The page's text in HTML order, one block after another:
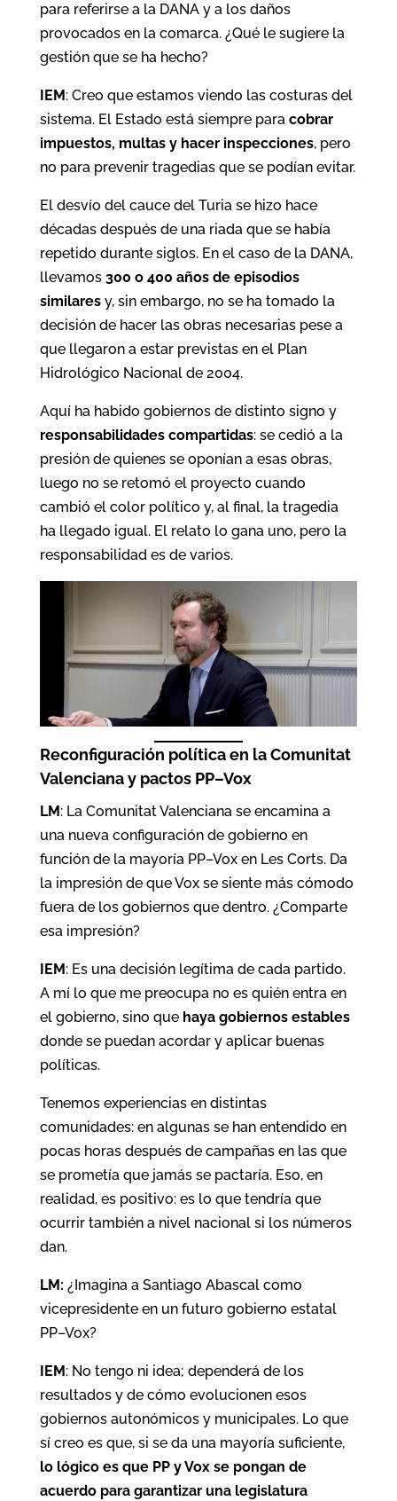
para referirse a la DANA y a los daños
provocados en la comarca. ¿Qué le sugiere la
gestión que se ha hecho?
IEM: Creo que estamos viendo las costuras del
sistema. El Estado está siempre para cobrar
impuestos, multas y hacer inspecciones, pero
no para prevenir tragedias que se podían evitar.
El desvío del cauce del Turia se hizo hace
décadas después de una riada que se había
repetido durante siglos. En el caso de la DANA,
llevamos 300 o 400 años de episodios
similaresy, sin embargo, no se ha tomado la
decisión de hacer las obras necesarias pese a
que llegaron a estar previstas en el Plan
Hidrológico Nacional de 2004.
Aquí ha habido gobiernos de distinto signo y
responsabilidades compartidas: se cedió a la
presión de quienes se oponían a esas obras,
luego no se retomó el proyecto cuando
cambió el color político y, al final, la tragedia
ha llegado igual. El relato lo gana uno, pero la
responsabilidad es de varios.
Reconfiguración política en la Comunitat
Valenciana y pactos PP–Vox
LM: La Comunitat Valenciana se encamina a
una nueva configuración de gobierno en
función de la mayoría PP–Vox en Les Corts. Da
la impresión de que Vox se siente más cómodo
fuera de los gobiernos que dentro. ¿Comparte
esa impresión?
IEM: Es una decisión legítima de cada partido.
A mí lo que me preocupa no es quién entra en
el gobierno, sino que haya gobiernos estables
donde se puedan acordar y aplicar buenas
políticas.
Tenemos experiencias en distintas
comunidades: en algunas se han entendido en
pocas horas después de campañas en las que
se prometía que jamás se pactaría. Eso, en
realidad, es positivo: es lo que tendría que
ocurrir también a nivel nacional si los números
dan.
LM: ¿Imagina a Santiago Abascal como
vicepresidente en un futuro gobierno estatal
PP–Vox?
IEM: No tengo ni idea; dependerá de los
resultados y de cómo evolucionen esos
gobiernos autonómicos y municipales. Lo que
sí creo es que, si se da una mayoría suficiente,
lo lógico es que PP y Vox se pongan de
acuerdo para garantizar una legislatura